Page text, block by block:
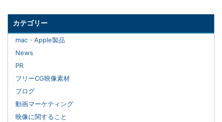
カテゴリー
mac・Apple製品
News
PR
フリーCG映像素材
ブログ
動画マーケティング
映像に関すること